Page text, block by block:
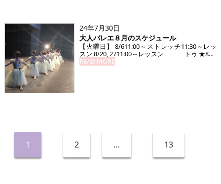
24年7月30日
大人バレエ８月のスケジュール
【火曜日】 8/611:00～ストレッチ11:30～レッ
スン 8/20, 2711:00～レッスン トゥ ★8…
READ MORE
1 2 … 13